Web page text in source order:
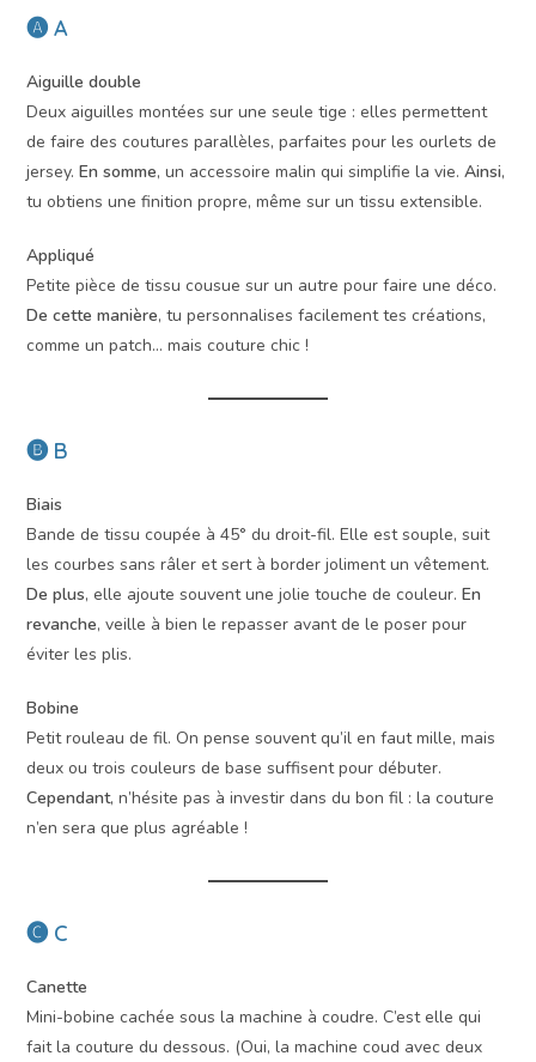
🅐 A
Aiguille double
Deux aiguilles montées sur une seule tige : elles permettent
de faire des coutures parallèles, parfaites pour les ourlets de
jersey.En somme, un accessoire malin qui simplifie la vie.Ainsi,
tu obtiens une finition propre, même sur un tissu extensible.
Appliqué
Petite pièce de tissu cousue sur un autre pour faire une déco.
De cette manière, tu personnalises facilement tes créations,
comme un patch… mais couture chic !
🅑 B
Biais
Bande de tissu coupée à 45° du droit-fil. Elle est souple, suit
les courbes sans râler et sert à border joliment un vêtement.
De plus, elle ajoute souvent une jolie touche de couleur.En
revanche, veille à bien le repasser avant de le poser pour
éviter les plis.
Bobine
Petit rouleau de fil. On pense souvent qu’il en faut mille, mais
deux ou trois couleurs de base suffisent pour débuter.
Cependant, n’hésite pas à investir dans du bon fil : la couture
n’en sera que plus agréable !
🅒 C
Canette
Mini-bobine cachée sous la machine à coudre. C’est elle qui
fait la couture du dessous. (Oui, la machine coud avec deux